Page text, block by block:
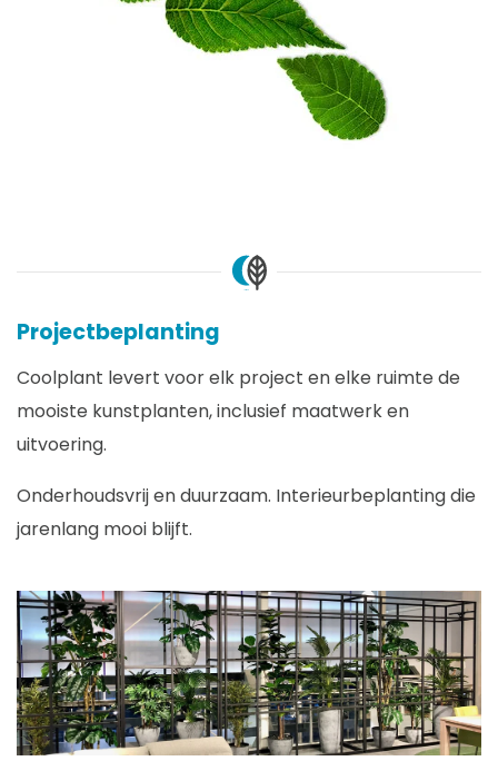
Projectbeplanting
Coolplant levert voor elk project en elke ruimte de
mooiste kunstplanten, inclusief maatwerk en
uitvoering.
Onderhoudsvrij en duurzaam. Interieurbeplanting die
jarenlang mooi blijft.